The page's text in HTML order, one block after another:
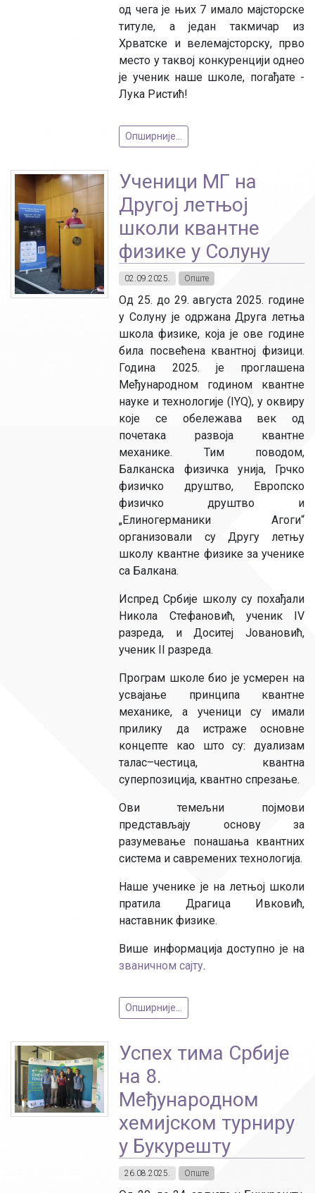
од чега је њих 7 имало мајсторске
титуле, а један такмичар из
Хрватске и велемајсторску, прво
место у таквој конкуренцији однео
је ученик наше школе, погађате -
Лука Ристић!
Опширније...
Ученици МГ на
Другој летњој
школи квантне
физике у Солуну
02.09.2025. Опште
Од 25. до 29. августа 2025. године
у Солуну је одржана Друга летња
школа физике, која је ове године
била посвећена квантној физици.
Година 2025. је проглашена
Међународном годином квантне
науке и технологије (IYQ), у оквиру
које се обележава век од
почетака развоја квантне
механике. Тим поводом,
Балканска физичка унија, Грчко
физичко друштво, Европско
физичко друштво и
„Елиногерманики Агоги“
организовали су Другу летњу
школу квантне физике за ученике
са Балкана.
Испред Србије школу су похађали
Никола Стефановић, ученик IV
разреда, и Доситеј Јовановић,
ученик II разреда.
Програм школе био је усмерен на
усвајање принципа квантне
механике, а ученици су имали
прилику да истраже основне
концепте као што су: дуализам
талас–честица, квантна
суперпозиција, квантно спрезање.
Ови темељни појмови
представљају основу за
разумевање понашања квантних
система и савремених технологија.
Наше ученике је на летњој школи
пратила Драгица Ивковић,
наставник физике.
Више информација доступно је на
званичном сајту.
Опширније...
Успех тима Србије
на 8.
Међународном
хемијском турниру
у Букурешту
26.08.2025. Опште